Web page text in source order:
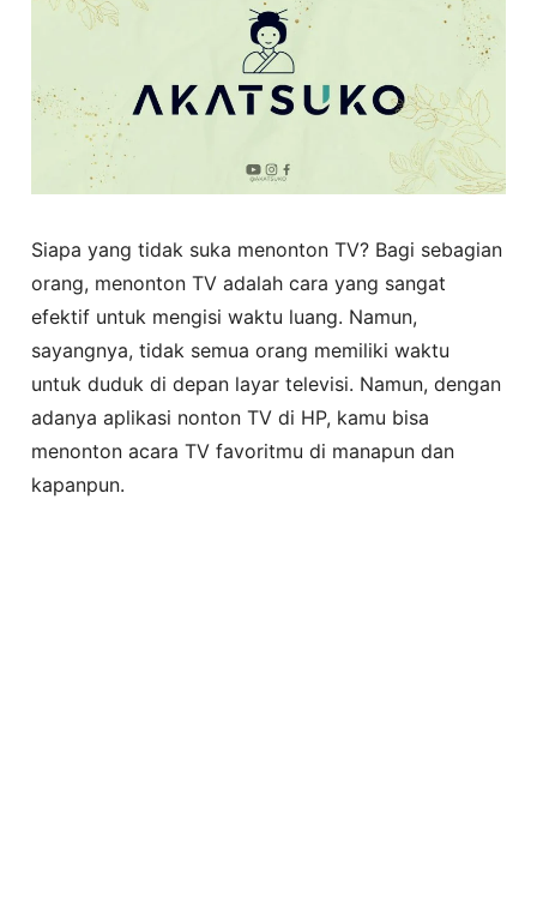
Siapa yang tidak suka menonton TV? Bagi sebagian
orang, menonton TV adalah cara yang sangat
efektif untuk mengisi waktu luang. Namun,
sayangnya, tidak semua orang memiliki waktu
untuk duduk di depan layar televisi. Namun, dengan
adanya aplikasi nonton TV di HP, kamu bisa
menonton acara TV favoritmu di manapun dan
kapanpun.